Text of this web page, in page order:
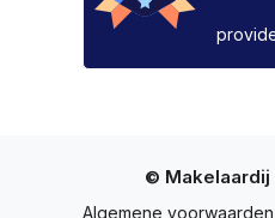
© Makelaardij
Algemene voorwaarden